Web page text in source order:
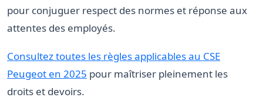
pour conjuguer respect des normes et réponse aux
attentes des employés.
Consultez toutes les règles applicables au CSE
Peugeot en 2025 pour maîtriser pleinement les
droits et devoirs.